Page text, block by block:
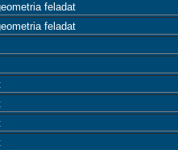
feladat
feladat